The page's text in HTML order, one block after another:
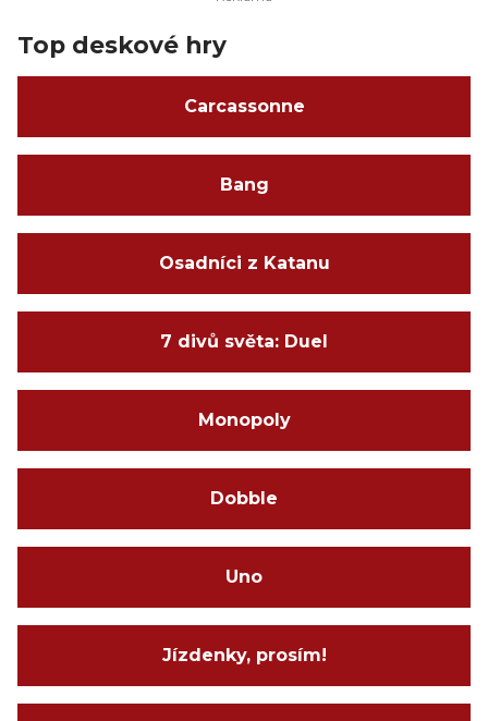
Top deskové hry
Carcassonne
Bang
Osadníci z Katanu
7 divů světa: Duel
Monopoly
Dobble
Uno
Jízdenky, prosím!